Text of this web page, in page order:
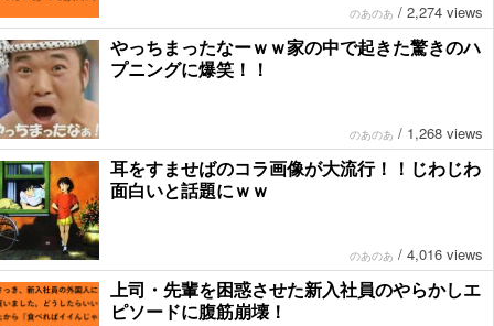
のあのあ / 2,274 views
やっちまったなーｗｗ家の中で起きた驚きのハ
プニングに爆笑！！
のあのあ / 1,268 views
耳をすませばのコラ画像が大流行！！じわじわ
面白いと話題にｗｗ
のあのあ / 4,016 views
上司・先輩を困惑させた新入社員のやらかしエ
ピソードに腹筋崩壊！